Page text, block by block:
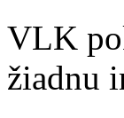
VLK
žiadnu